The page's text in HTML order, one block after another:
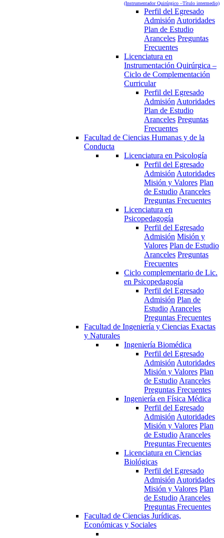
(Instrumentador Quirúrgico –Título intermedio)
Perfil del Egresado
Admisión Autoridades
Plan de Estudio
Aranceles Preguntas
Frecuentes
Licenciatura en
Instrumentación Quirúrgica –
Ciclo de Complementación
Curricular
Perfil del Egresado
Admisión Autoridades
Plan de Estudio
Aranceles Preguntas
Frecuentes
Facultad de Ciencias Humanas y de la
Conducta
Licenciatura en Psicología
Perfil del Egresado
Admisión Autoridades
Misión y Valores Plan
de Estudio Aranceles
Preguntas Frecuentes
Licenciatura en
Psicopedagogía
Perfil del Egresado
Admisión Misión y
Valores Plan de Estudio
Aranceles Preguntas
Frecuentes
Ciclo complementario de Lic.
en Psicopedagogía
Perfil del Egresado
Admisión Plan de
Estudio Aranceles
Preguntas Frecuentes
Facultad de Ingeniería y Ciencias Exactas
y Naturales
Ingeniería Biomédica
Perfil del Egresado
Admisión Autoridades
Misión y Valores Plan
de Estudio Aranceles
Preguntas Frecuentes
Ingeniería en Física Médica
Perfil del Egresado
Admisión Autoridades
Misión y Valores Plan
de Estudio Aranceles
Preguntas Frecuentes
Licenciatura en Ciencias
Biológicas
Perfil del Egresado
Admisión Autoridades
Misión y Valores Plan
de Estudio Aranceles
Preguntas Frecuentes
Facultad de Ciencias Jurídicas,
Económicas y Sociales